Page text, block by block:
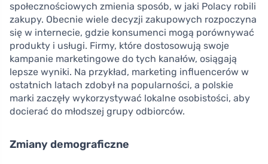
społecznościowych zmienia sposób, w jaki Polacy robili
zakupy. Obecnie wiele decyzji zakupowych rozpoczyna
się w internecie, gdzie konsumenci mogą porównywać
produkty i usługi. Firmy, które dostosowują swoje
kampanie marketingowe do tych kanałów, osiągają
lepsze wyniki. Na przykład, marketing influencerów w
ostatnich latach zdobył na popularności, a polskie
marki zaczęły wykorzystywać lokalne osobistości, aby
docierać do młodszej grupy odbiorców.
Zmiany demograficzne